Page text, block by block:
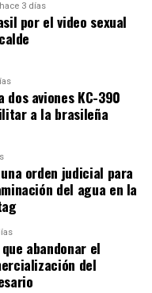
hace 3 días
por el video sexual
dos aviones KC-390
a la brasileña
orden judicial para
del agua en la
abandonar el
del